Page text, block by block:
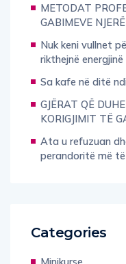
METODAT
GABIMEVE
Nuk keni vullnet
rikthejnë energjinë
Sa kafe në ditë
GJËRAT QË
KORIGJIMIT TË
Ata u refuzuan
perandoritë më
Categories
Minikurse